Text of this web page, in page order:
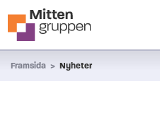
Hoppa till innehåll
Framsida > Nyheter